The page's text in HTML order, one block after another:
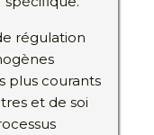
régulation
plus courants
et de soi